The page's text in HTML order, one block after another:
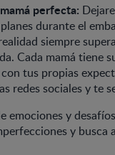
perfecta:
durante el
siempre
Cada mamá tiene
tus propias
redes sociales y te
emociones y
y busca